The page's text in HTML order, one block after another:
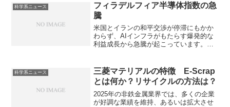
科学系ニュース
フィラデルフィア半導体指数の急
騰
米国とイランの和平交渉が停滞にもかか
わらず、AIインフラがもたらす爆発的な
利益成長から急騰が起こっています。ど
科学系ニュース
三菱マテリアルの特徴 E-Scrap
とは何か？リサイクルの方法は？
2025年の非鉄金属業界では、多くの企業
が好調な業績を維持、あるいは拡大させ